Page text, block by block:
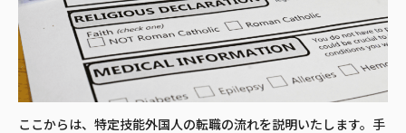
ここからは、特定技能外国人の転職の流れを説明いたします。手